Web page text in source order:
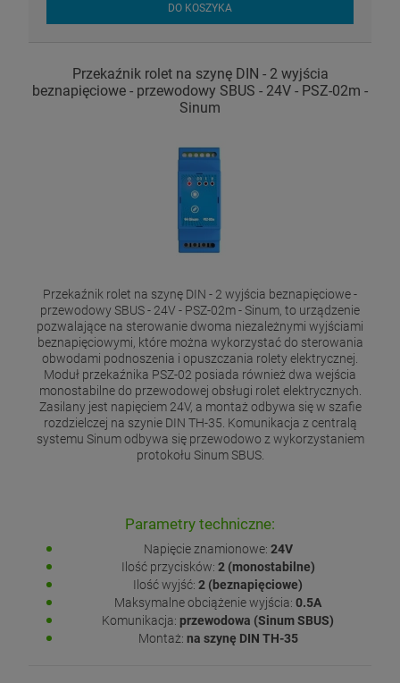
DO KOSZYKA
Przekaźnik rolet na szynę DIN - 2 wyjścia
beznapięciowe - przewodowy SBUS - 24V - PSZ-02m -
Sinum
Przekaźnik rolet na szynę DIN - 2 wyjścia beznapięciowe -
przewodowy SBUS - 24V - PSZ-02m - Sinum, to urządzenie
pozwalające na sterowanie dwoma niezależnymi wyjściami
beznapięciowymi, które można wykorzystać do sterowania
obwodami podnoszenia i opuszczania rolety elektrycznej.
Moduł przekaźnika PSZ-02 posiada również dwa wejścia
monostabilne do przewodowej obsługi rolet elektrycznych.
Zasilany jest napięciem 24V, a montaż odbywa się w szafie
rozdzielczej na szynie DIN TH-35. Komunikacja z centralą
systemu Sinum odbywa się przewodowo z wykorzystaniem
protokołu Sinum SBUS.
Parametry techniczne:
Napięcie znamionowe: 24V
Ilość przycisków: 2 (monostabilne)
Ilość wyjść: 2 (beznapięciowe)
Maksymalne obciążenie wyjścia: 0.5A
Komunikacja: przewodowa (Sinum SBUS)
Montaż: na szynę DIN TH-35